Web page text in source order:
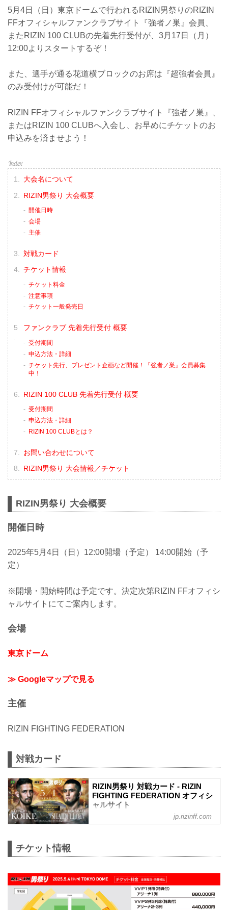
5月4日（日）東京ドームで行われるRIZIN男祭りのRIZIN
FFオフィシャルファンクラブサイト『強者ノ巣』会員、
またRIZIN 100 CLUBの先着先行受付が、3月17日（月）
12:00よりスタートするぞ！
また、選手が通る花道横ブロックのお席は『超強者会員』
のみ受付けが可能だ！
RIZIN FFオフィシャルファンクラブサイト『強者ノ巣』、
またはRIZIN 100 CLUBへ入会し、お早めにチケットのお
申込みを済ませよう！
大会名について
RIZIN男祭り 大会概要
開催日時
会場
主催
対戦カード
チケット情報
チケット料金
注意事項
チケット一般発売日
ファンクラブ 先着先行受付 概要
受付期間
申込方法・詳細
チケット先行、プレゼント企画など開催！『強者ノ巣』会員募集
中！
RIZIN 100 CLUB 先着先行受付 概要
受付期間
申込方法・詳細
RIZIN 100 CLUBとは？
お問い合わせについて
RIZIN男祭り 大会情報／チケット
RIZIN男祭り 大会概要
開催日時
2025年5月4日（日）12:00開場（予定） 14:00開始（予
定）
※開場・開始時間は予定です。決定次第RIZIN FFオフィシ
ャルサイトにてご案内します。
会場
東京ドーム
≫ Googleマップで見る
主催
RIZIN FIGHTING FEDERATION
対戦カード
RIZIN男祭り 対戦カード - RIZIN
FIGHTING FEDERATION オフィシ
ャルサイト
旧：THE MATCH 2（ザ マッチツー）
新：RIZIN男祭り（ライジンおとこまつ
り）
フェザー級タイトルマッチ／クレベル・
コイケ vs. ラジャブアリ・シェイドゥラ
jp.rizinff.com
チケット情報